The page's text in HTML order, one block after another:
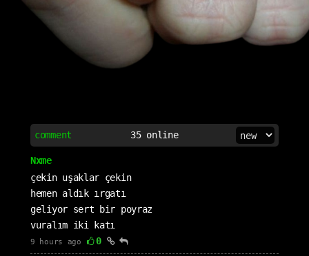
comment 35online
Nxme
çekin uşaklar çekin
hemen aldık ırgatı
geliyor sert bir poyraz
vuralım iki katı
9 hours ago 0